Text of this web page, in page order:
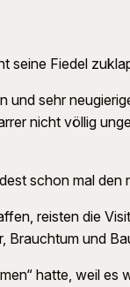
seine Fiedel
sehr
nicht völlig
schon mal den
reisten die
Brauchtum und
hatte, weil